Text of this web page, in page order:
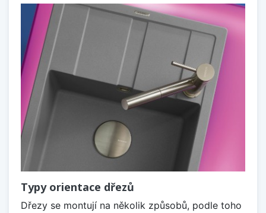
Typy orientace dřezů
Dřezy se montují na několik způsobů, podle toho